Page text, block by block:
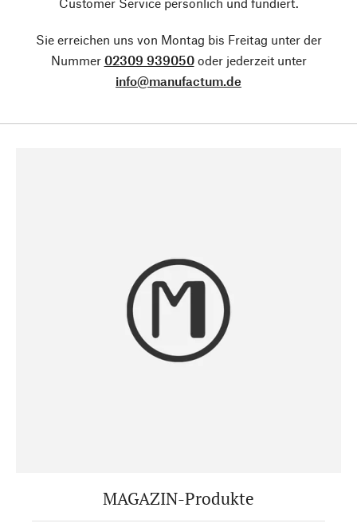
Sie erreichen uns von Montag bis Freitag unter der
Nummer 02309 939050oder jederzeit unter
info@manufactum.de
MAGAZIN-Produkte